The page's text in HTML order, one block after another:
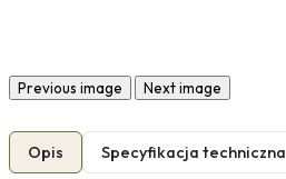
Previous image Next image
Opis Specyfikacja techniczna